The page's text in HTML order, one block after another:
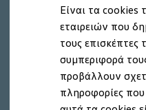
Είναι τα cookies
εταιρειών που
τους επισκέπτες
συμπεριφορά
προβάλλουν
πληροφορίες
We Charge -
Πληροφορίες
Ανακλήσεις
Digital
XTL diesel